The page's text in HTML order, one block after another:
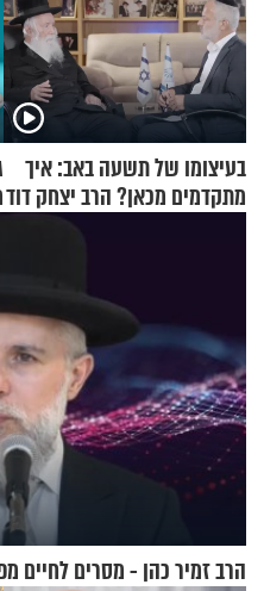
בעיצומו של תשעה באב: איך
מתקדמים מכאן? הרב יצחק דוד
גרוסמן בשיחה מיוחדת
הרב זמיר כהן - מסרים לחיים